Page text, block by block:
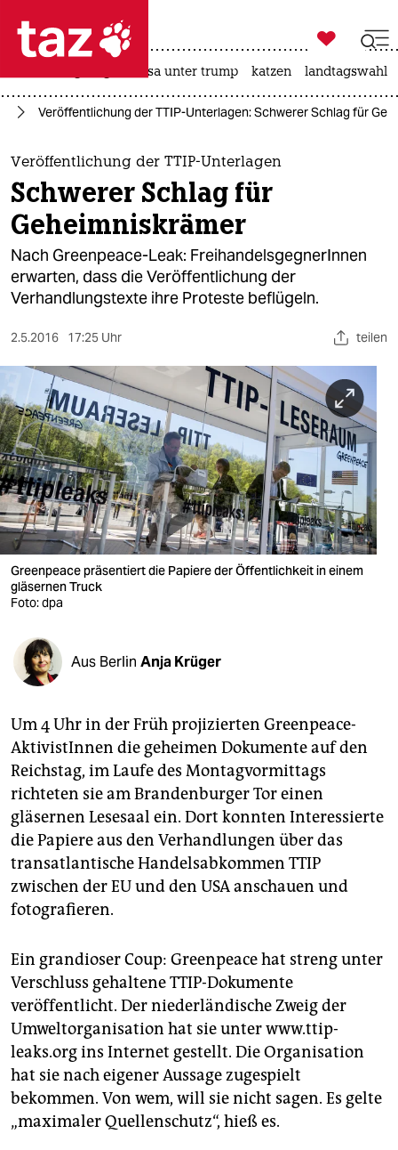
 taz zahl ich
taz zahl ich
themen
politik
öko
gesellschaft
sport
berlin
nord
wahrheit
verlag
verlag
veranstaltungen
fragen & hilfe
abo
genossenschaft
epaper login

taz zahl ich
usa unter trump katzen landtagswahl
Veröffentlichung der TTIP-Unterlagen: Schwerer Schlag für
Veröffentlichung der TTIP-Unterlagen
Schwerer Schlag für
Geheimniskrämer
Nach Greenpeace-Leak: FreihandelsgegnerInnen
erwarten, dass die Veröffentlichung der
Verhandlungstexte ihre Proteste beflügeln.
2.5.2016 17:25 Uhr teilen
Greenpeace präsentiert die Papiere der Öffentlichkeit in einem
gläsernen Truck
Foto: dpa
Aus Berlin Anja Krüger
Um 4 Uhr in der Früh projizierten Greenpeace-
AktivistInnen die geheimen Dokumente auf den
Reichstag, im Laufe des Montagvormittags
richteten sie am Brandenburger Tor einen
gläsernen Lesesaal ein. Dort konnten Interessierte
die Papiere aus den Verhandlungen über das
transatlantische Handelsabkommen TTIP
zwischen der EU und den USA anschauen und
fotografieren.
Ein grandioser Coup: Greenpeace hat streng unter
Verschluss gehaltene TTIP-Dokumente
veröffentlicht. Der niederländische Zweig der
Umweltorganisation hat sie unter www.ttip-
leaks.org ins Internet gestellt. Die Organisation
hat sie nach eigener Aussage zugespielt
bekommen. Von wem, will sie nicht sagen. Es gelte
„maximaler Quellenschutz“, hieß es.